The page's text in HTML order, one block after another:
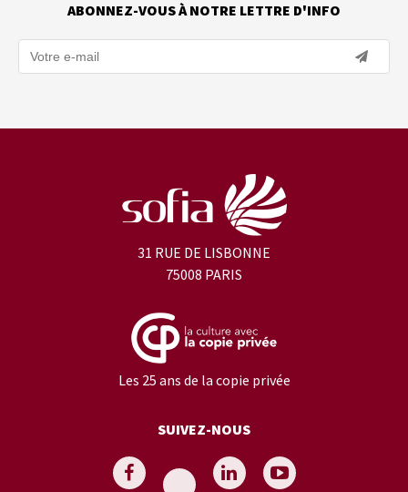
ABONNEZ-VOUS À NOTRE LETTRE D'INFO
31 RUE DE LISBONNE
75008 PARIS
Les 25 ans de la copie privée
SUIVEZ-NOUS